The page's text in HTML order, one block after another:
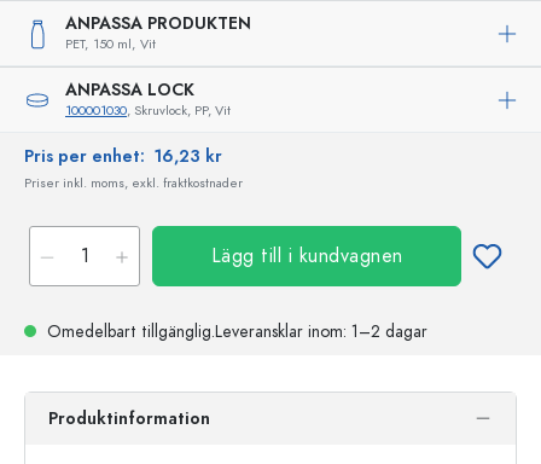
ANPASSA PRODUKTEN
PET, 150 ml, Vit
ANPASSA LOCK
100001030, Skruvlock, PP, Vit
Pris per enhet: 16,23 kr
Priser inkl. moms, exkl. fraktkostnader
Lägg till i kundvagnen
Omedelbart tillgänglig.Leveransklar inom: 1–2 dagar
Produktinformation